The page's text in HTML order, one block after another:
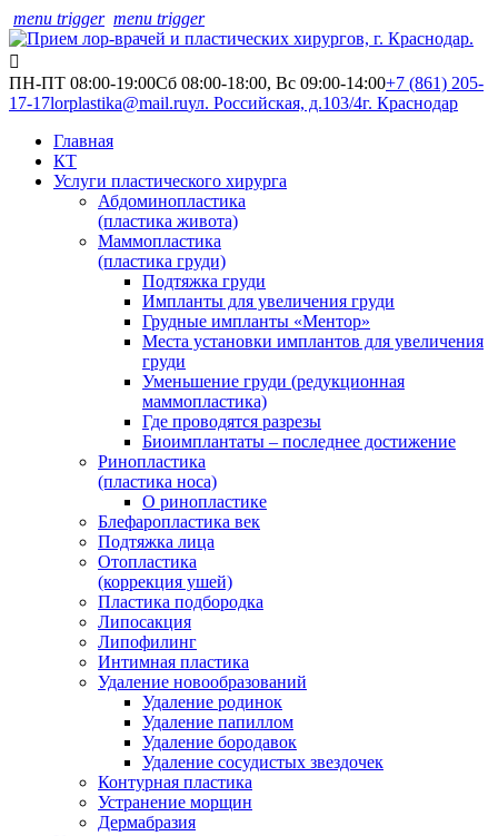
menu trigger menu trigger
ПН-ПТ 08:00-19:00Сб 08:00-18:00, Вс 09:00-14:00+7 (861) 205-
17-17lorplastika@mail.ruул. Российская, д.103/4г. Краснодар
Главная
КТ
Услуги пластического хирурга
Абдоминопластика
(пластика живота)
Маммопластика
(пластика груди)
Подтяжка груди
Импланты для увеличения груди
Грудные импланты «Ментор»
Места установки имплантов для увеличения
груди
Уменьшение груди (редукционная
маммопластика)
Где проводятся разрезы
Биоимплантаты – последнее достижение
Ринопластика
(пластика носа)
О ринопластике
Блефаропластика век
Подтяжка лица
Отопластика
(коррекция ушей)
Пластика подбородка
Липосакция
Липофилинг
Интимная пластика
Удаление новообразований
Удаление родинок
Удаление папиллом
Удаление бородавок
Удаление сосудистых звездочек
Контурная пластика
Устранение морщин
Дермабразия